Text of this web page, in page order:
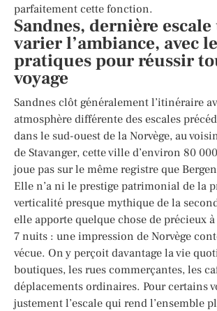
parfaitement cette fonction.
Sandnes, dernière
varier l’ambiance, avec
pratiques pour réussir
voyage
Sandnes clôt généralement l’itinéraire
atmosphère différente des escales
dans le sud-ouest de la Norvège, au
de Stavanger, cette ville d’environ 80
joue pas sur le même registre que
Elle n’a ni le prestige patrimonial de la
verticalité presque mythique de la
elle apporte quelque chose de précieux
7 nuits : une impression de Norvège
vécue. On y perçoit davantage la vie
boutiques, les rues commerçantes, les
déplacements ordinaires. Pour certains
justement l’escale qui rend l’ensemble